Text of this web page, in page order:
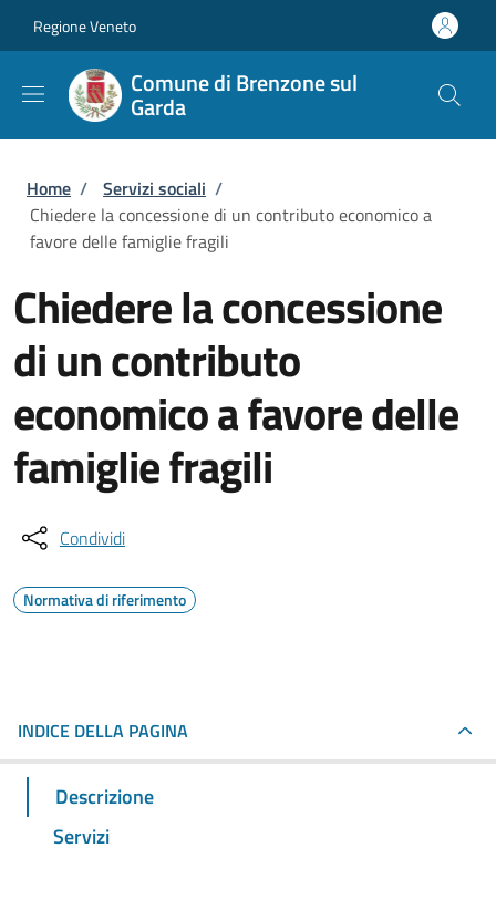
Regione Veneto
Comune di Brenzone sul
Garda
Briciole di pane
Home / Servizi sociali /
Chiedere la concessione di un contributo economico a
favore delle famiglie fragili
Chiedere la concessione
di un contributo
economico a favore delle
famiglie fragili
Condividi
Normativa di riferimento
INDICE DELLA PAGINA
Descrizione
Servizi